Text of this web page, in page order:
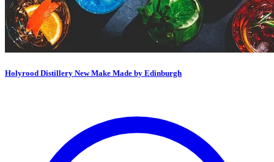
Holyrood Distillery New Make Made by Edinburgh